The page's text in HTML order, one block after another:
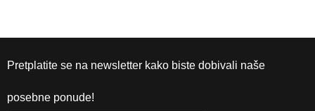
Pretplatite se na newsletter kako biste dobivali naše
posebne ponude!